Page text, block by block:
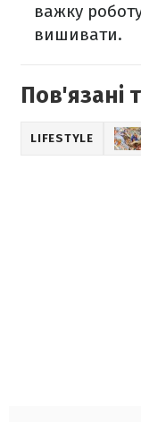
важку
вишивати.
Пов'язані
LIFESTYLE